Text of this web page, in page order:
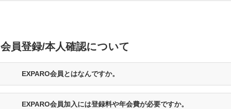
会員登録/本人確認について
EXPARO会員とはなんですか。
EXPARO会員加入には登録料や年会費が必要ですか。